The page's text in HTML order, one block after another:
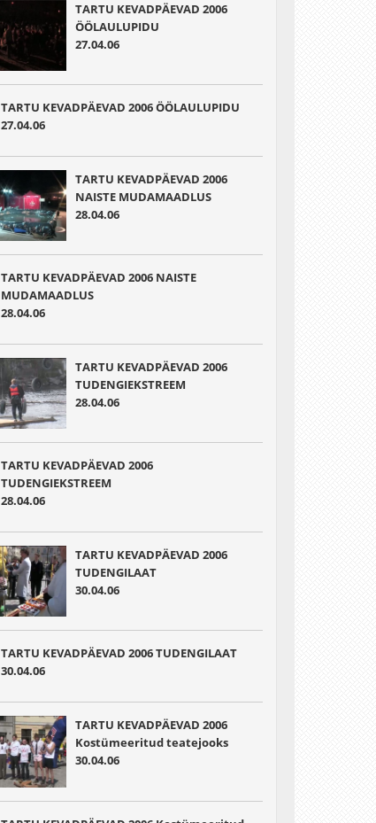
TARTU KEVADPÄEVAD 2006
ÖÖLAULUPIDU
27.04.06
TARTU KEVADPÄEVAD 2006 ÖÖLAULUPIDU
27.04.06
TARTU KEVADPÄEVAD 2006
NAISTE MUDAMAADLUS
28.04.06
TARTU KEVADPÄEVAD 2006 NAISTE
MUDAMAADLUS
28.04.06
TARTU KEVADPÄEVAD 2006
TUDENGIEKSTREEM
28.04.06
TARTU KEVADPÄEVAD 2006
TUDENGIEKSTREEM
28.04.06
TARTU KEVADPÄEVAD 2006
TUDENGILAAT
30.04.06
TARTU KEVADPÄEVAD 2006 TUDENGILAAT
30.04.06
TARTU KEVADPÄEVAD 2006
Kostümeeritud teatejooks
30.04.06